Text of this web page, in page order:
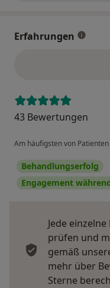
Erfahrungen
43 Bewertungen
Am häufigsten von
Behandlungserfolg
Engagement
Jede
prüfen und
gemäß
mehr über
Sterne